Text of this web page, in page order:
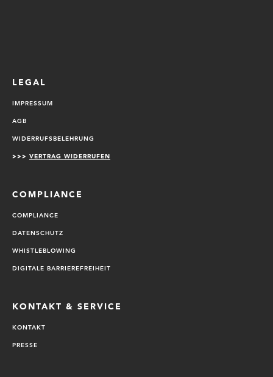
LEGAL
IMPRESSUM
AGB
WIDERRUFSBELEHRUNG
>>> VERTRAG WIDERRUFEN
COMPLIANCE
COMPLIANCE
DATENSCHUTZ
WHISTLEBLOWING
DIGITALE BARRIEREFREIHEIT
KONTAKT & SERVICE
KONTAKT
PRESSE